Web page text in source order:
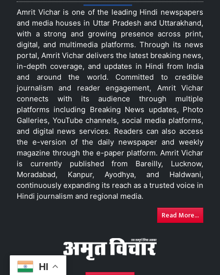
HI
Amrit Vichar is one of the leading Hindi newspapers
and media houses in Uttar Pradesh and Uttarakhand,
with a strong and growing presence across print,
digital, and multimedia platforms. Through its news
portal, Amrit Vichar delivers the latest breaking news,
in-depth coverage, and updates in Hindi from India
and around the world. Committed to credible
journalism and reader engagement, Amrit Vichar
connects with its audience through multiple
platforms including Breaking News updates, Photo
Galleries, YouTube channels, social media platforms,
and digital news services. Readers can also access
the e-version of the daily newspaper and weekly
magazine through the e-paper platform. Amrit Vichar
is currently published from Bareilly, Lucknow,
Moradabad, Kanpur, Ayodhya, and Haldwani,
continuously expanding its reach as a trusted voice in
Hindi journalism and regional media.
Read More...